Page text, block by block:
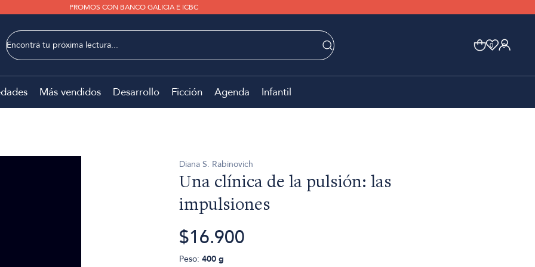
PROMOS CON BANCO GALICIA E ICBC
0 0
Más vendidos Desarrollo Ficción Agenda Infantil
Diana S. Rabinovich
Una clínica de la pulsión: las
impulsiones
$16.900
Peso: 400 g